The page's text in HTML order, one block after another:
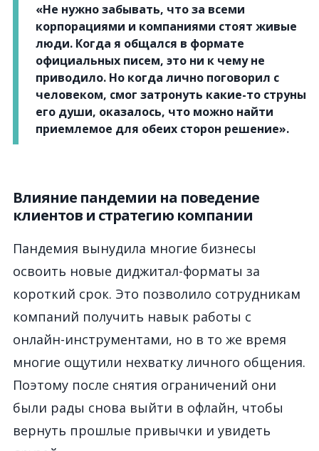
«Не нужно забывать, что за всеми
корпорациями и компаниями стоят живые
люди. Когда я общался в формате
официальных писем, это ни к чему не
приводило. Но когда лично поговорил с
человеком, смог затронуть какие-то струны
его души, оказалось, что можно найти
приемлемое для обеих сторон решение».
Влияние пандемии на поведение
клиентов и стратегию компании
Пандемия вынудила многие бизнесы
освоить новые диджитал-форматы за
короткий срок. Это позволило сотрудникам
компаний получить навык работы с
онлайн-инструментами, но в то же время
многие ощутили нехватку личного общения.
Поэтому после снятия ограничений они
были рады снова выйти в офлайн, чтобы
вернуть прошлые привычки и увидеть